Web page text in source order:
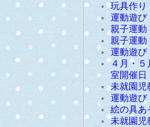
玩具作り
運動遊び
親子運動
親子運動
運動遊び
４月・５
室開催日
未就園児
運動遊び
絵の具あ
未就園児